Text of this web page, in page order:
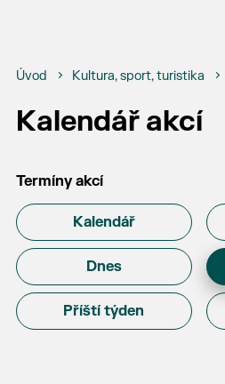
Úvod Kultura, sport, turistika
Kalendář akcí
Termíny akcí
Kalendář
Dnes
Příští týden